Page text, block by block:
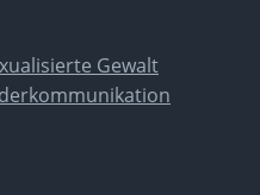
Gewalt